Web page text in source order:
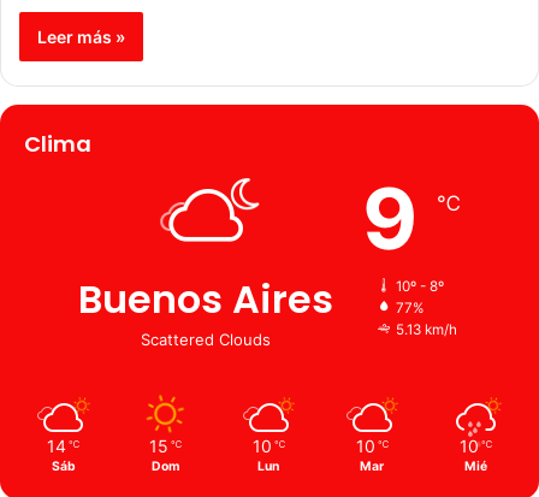
Leer más »
Clima
Buenos Aires
Scattered Clouds
9 ℃
10º - 8º
77%
5.13 km/h
14 ℃
Sáb
15 ℃
Dom
10 ℃
Lun
10 ℃
Mar
10 ℃
Mié